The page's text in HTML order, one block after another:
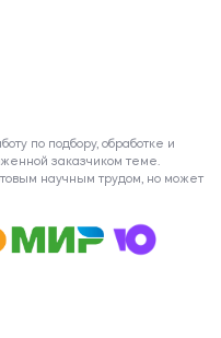
по подбору, обработке и
заказчиком теме.
научным трудом, но может